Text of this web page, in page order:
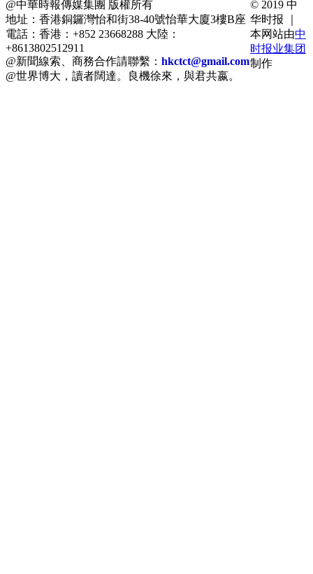
@中華時報傳媒集團 版權所有
地址：香港銅鑼灣怡和街38-40號怡華大廈3樓B座
電話：香港：+852 23668288 大陸：
+8613802512911
@新聞線索、商務合作請聯繫： hkctct@gmail.com
@世界博大，讀者闊達。良機徐來，與君共嬴。
© 2019 中
华时报 ｜
本网站由中
时报业集团
制作